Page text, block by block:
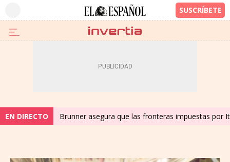
EN DIRECTO Brunner asegura que las fronteras impuestas por